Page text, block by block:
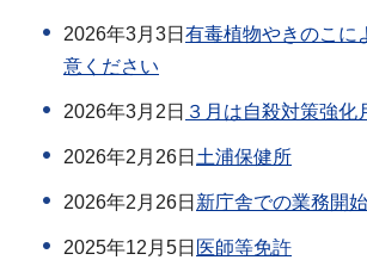
2026年3月3日 有毒植物やきのこに
意ください
2026年3月2日 ３月は自殺対策強化
2026年2月26日 土浦保健所
2026年2月26日 新庁舎での業務開
2025年12月5日 医師等免許